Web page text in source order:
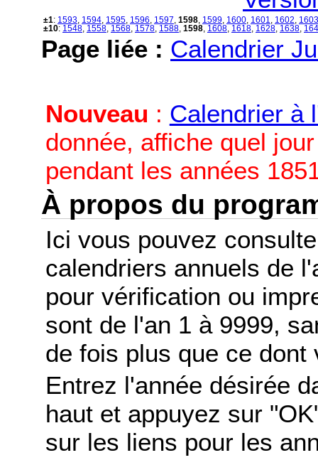
±1: 1593 1594 1595 1596 1597 1598 1599 1600 1601 1602
1603
±10: 1548 1558 1568 1578 1588 1598 1608 1618 1628 1638
Page liée : Calendrier
Nouveau : Calendrier à
donnée, affiche quel
pendant les années
À propos du
Ici vous pouvez
calendriers annuels de
pour vérification ou
sont de l'an 1 à 9999,
de fois plus que ce dont
Entrez l'année désirée
haut et appuyez sur
sur les liens pour les